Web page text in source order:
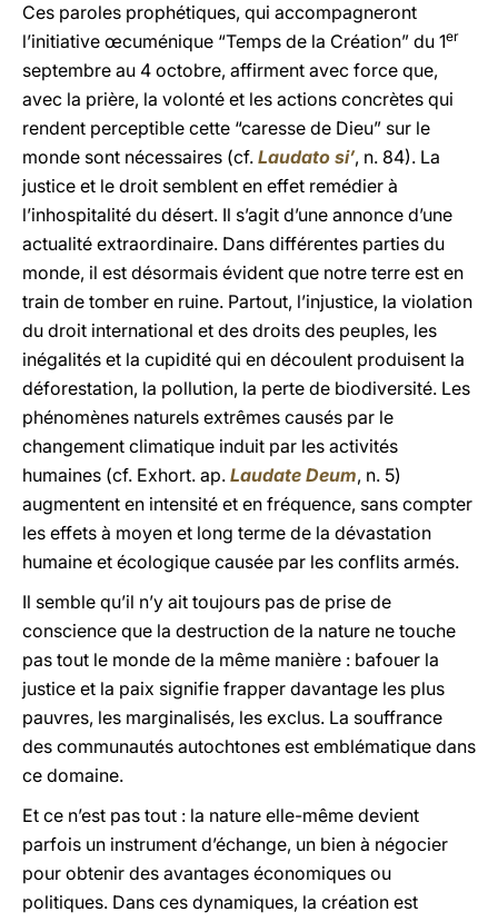
Ces paroles prophétiques, qui accompagneront
l’initiative œcuménique “Temps de la Création” du 1er
septembre au 4 octobre, affirment avec force que,
avec la prière, la volonté et les actions concrètes qui
rendent perceptible cette “caresse de Dieu” sur le
monde sont nécessaires (cf. Laudato si’, n. 84). La
justice et le droit semblent en effet remédier à
l’inhospitalité du désert. Il s’agit d’une annonce d’une
actualité extraordinaire. Dans différentes parties du
monde, il est désormais évident que notre terre est en
train de tomber en ruine. Partout, l’injustice, la violation
du droit international et des droits des peuples, les
inégalités et la cupidité qui en découlent produisent la
déforestation, la pollution, la perte de biodiversité. Les
phénomènes naturels extrêmes causés par le
changement climatique induit par les activités
humaines (cf. Exhort. ap. Laudate Deum, n. 5)
augmentent en intensité et en fréquence, sans compter
les effets à moyen et long terme de la dévastation
humaine et écologique causée par les conflits armés.
Il semble qu’il n’y ait toujours pas de prise de
conscience que la destruction de la nature ne touche
pas tout le monde de la même manière : bafouer la
justice et la paix signifie frapper davantage les plus
pauvres, les marginalisés, les exclus. La souffrance
des communautés autochtones est emblématique dans
ce domaine.
Et ce n’est pas tout : la nature elle-même devient
parfois un instrument d’échange, un bien à négocier
pour obtenir des avantages économiques ou
politiques. Dans ces dynamiques, la création est